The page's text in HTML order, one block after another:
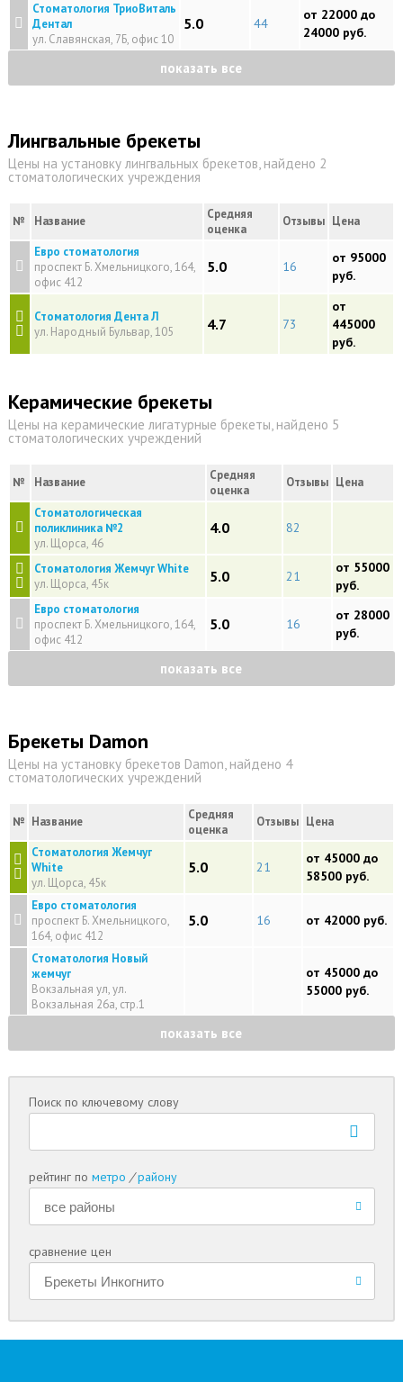
Стоматология ТриоВиталь
Дентал
ул. Славянская, 7Б, офис 10
5.0 44
от 22000 до
24000 руб.
показать все
Лингвальные брекеты
Цены на установку лингвальных брекетов, найдено 2
стоматологических учреждения
№ Название
Средняя
оценка
Отзывы Цена
Евро стоматология
проспект Б. Хмельницкого, 164,
офис 412
5.0 16
от 95000
руб.
Стоматология Дента Л
ул. Народный Бульвар, 105
4.7 73
от
445000
руб.
Керамические брекеты
Цены на керамические лигатурные брекеты, найдено 5
стоматологических учреждений
№ Название
Средняя
оценка
Отзывы Цена
Стоматологическая
поликлиника №2
ул. Щорса, 46
4.0 82
Стоматология Жемчуг White
ул. Щорса, 45к
5.0 21
от 55000
руб.
Евро стоматология
проспект Б. Хмельницкого, 164,
офис 412
5.0 16
от 28000
руб.
показать все
Брекеты Damon
Цены на установку брекетов Damon, найдено 4
стоматологических учреждений
№ Название
Средняя
оценка
Отзывы Цена
Стоматология Жемчуг
White
ул. Щорса, 45к
5.0 21
от 45000 до
58500 руб.
Евро стоматология
проспект Б. Хмельницкого,
164, офис 412
5.0 16 от 42000 руб.
Стоматология Новый
жемчуг
Вокзальная ул, ул.
Вокзальная 26а, стр.1
от 45000 до
55000 руб.
показать все
Поиск по ключевому слову
рейтинг пометро / району
сравнение цен